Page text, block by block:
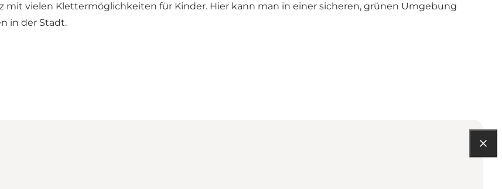
vielen Klettermöglichkeiten für Kinder. Hier kann man in einer sicheren, grünen Umgebung
in der Stadt.